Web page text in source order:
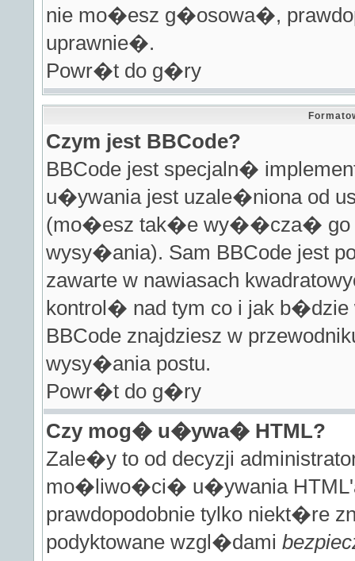
nie mo�esz g�osowa�,
uprawnie�.
Powr�t do g�ry
Czym jest BBCode?
BBCode jest specjaln�
u�ywania jest uzale�niona od
(mo�esz tak�e wy��cza� go
wysy�ania). Sam BBCode jest
zawarte w nawiasach
kontrol� nad tym co i jak
BBCode znajdziesz w
wysy�ania postu.
Powr�t do g�ry
Czy mog� u�ywa� HTML?
Zale�y to od decyzji
mo�liwo�ci� u�ywania
prawdopodobnie tylko niekt�re
podyktowane wzgl�dami